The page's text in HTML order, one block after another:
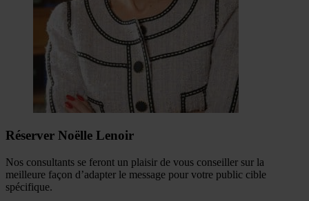
Réserver Noëlle Lenoir
Nos consultants se feront un plaisir de vous conseiller sur la
meilleure façon d’adapter le message pour votre public cible
spécifique.